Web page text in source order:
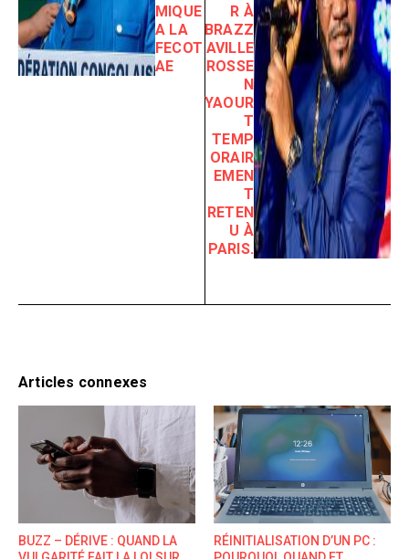
MIQUE
A LA
FECOT
AE
R À
BRAZZ
AVILLE
ROSSE
N
YAOUR
T
TEMP
ORAIR
EMEN
T
RETEN
U À
PARIS.
Articles connexes
BUZZ – DÉRIVE : QUAND LA
RÉINITIALISATION D’UN PC :